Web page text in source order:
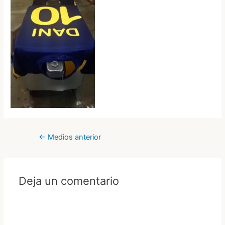
Navegación
← Medios anterior
Deja un comentario